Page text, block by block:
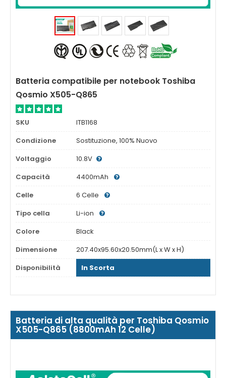
Batteria compatibile per notebook Toshiba
Qosmio X505-Q865
SKU
ITB1168
Condizione
Sostituzione, 100% Nuovo
Voltaggio
10.8V
Capacità
4400mAh
Celle
6 Celle
Tipo cella
Li-ion
Colore
Black
Dimensione
207.40x95.60x20.50mm(L x W x H)
Disponibilità
In Scorta
Batteria di alta qualità per Toshiba Qosmio
X505-Q865 (8800mAh 12 Celle)